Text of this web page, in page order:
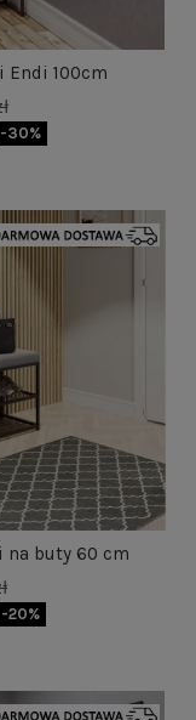
100cm
-30%
na buty 60 cm
-20%